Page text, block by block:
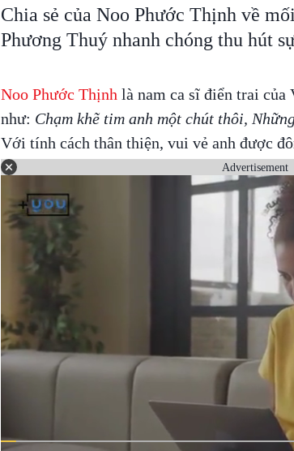
Chia sẻ của Noo Phước Thịnh về
Phương Thuý nhanh chóng thu hút
Noo Phước Thịnh là nam ca sĩ điển trai của
như: Chạm khẽ tim anh một chút thôi,
Với tính cách thân thiện, vui vẻ anh được
Advertisement